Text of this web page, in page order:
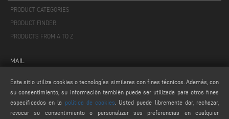
PRODUCT CATEGORIES
PRODUCT FINDER
PRODUCTS FROM A TO Z
MAIL
service@keraglass.com
webmaster@emmegi.com
Este sitio utiliza cookies o tecnologías similares con fines técnicos. Además, con
su consentimiento, su información también puede ser utilizada para otros fines
especificados en la
política de cookies . Usted puede libremente dar, rechazar,
revocar su consentimiento o personalizar sus preferencias en cualquier